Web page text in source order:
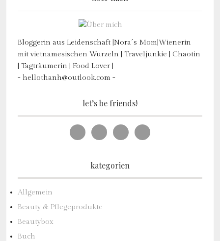
Bloggerin aus Leidenschaft |Nora´s Mom|Wienerin
mit vietnamesischen Wurzeln | Traveljunkie | Chaotin
| Tagträumerin | Food Lover |
- hellothanh@outlook.com -
let’s be friends!
kategorien
Allgemein
Beauty & Pflegeprodukte
Beautybox
Buch